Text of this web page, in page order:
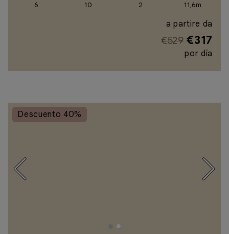
6 10 2 11,6m
a partire da
€529 €317
por día
Descuento 40%